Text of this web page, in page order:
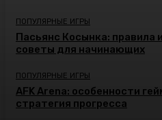
ПОПУЛЯРНЫЕ ИГРЫ
Пасьянс Косынка: правила
советы для начинающих
ПОПУЛЯРНЫЕ ИГРЫ
AFK Arena: особенности
стратегия прогресса